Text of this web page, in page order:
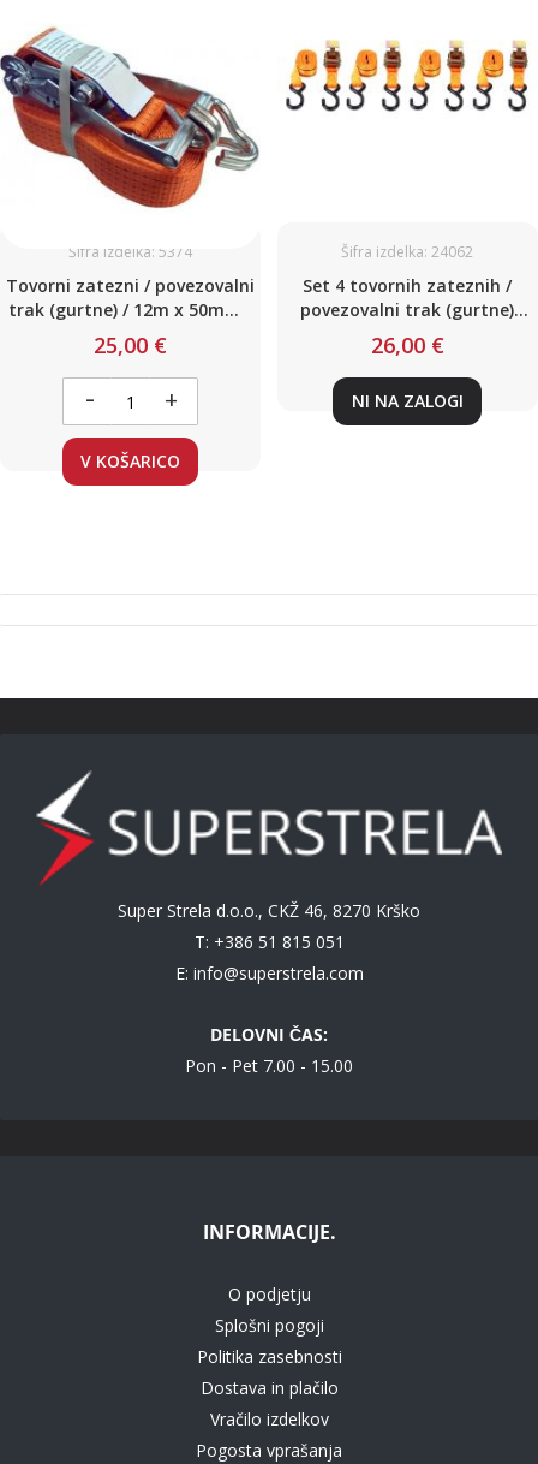
Šifra izdelka: 5374
Tovorni zatezni / povezovalni
trak (gurtne) / 12m x 50mm /
do 5 ton / do 5000 daN / z
napenjalcem in kavljem
25,00 €
- +
V KOŠARICO
Šifra izdelka: 24062
Set 4 tovornih zateznih /
povezovalni trak (gurtne)
700kg 25mm 4,5m z
napenjalcem in kavljem
26,00 €
NI NA ZALOGI
Super Strela d.o.o., CKŽ 46, 8270 Krško
T: +386 51 815 051
E: info@superstrela.com
DELOVNI ČAS:
Pon - Pet 7.00 - 15.00
INFORMACIJE.
O podjetju
Splošni pogoji
Politika zasebnosti
Dostava in plačilo
Vračilo izdelkov
Pogosta vprašanja